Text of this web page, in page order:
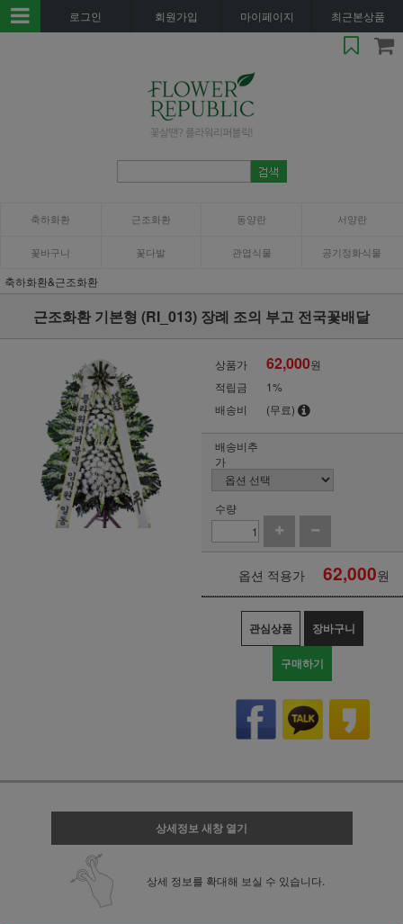
로그인 회원가입 마이페이지 최근본상품
축하화환 근조화환 동양란 서양란
꽃바구니 꽃다발 관엽식물 공기정화식물
축하화환&근조화환
근조화환 기본형 (RI_013) 장례 조의 부고 전국꽃배달
상품가 62,000원
적립금
1%
배송비
(무료)
배송비추
가
수량
옵션 적용가 62,000원
관심상품 장바구니
구매하기
상세정보 새창 열기
상세 정보를 확대해 보실 수 있습니다.